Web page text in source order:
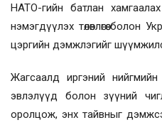
НАТО-гийн батлан
нэмэгдүүлэх төлөвлөгөө
цэргийн дэмжлэгийг
Жагсаалд иргэний нийгмийн
эвлэлүүд болон зүүний
оролцож, энх тайвныг